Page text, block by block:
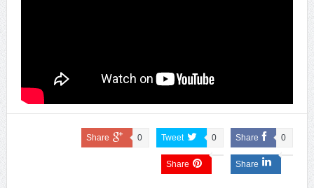
Share 0
Tweet 0
Share 0
Share
Share